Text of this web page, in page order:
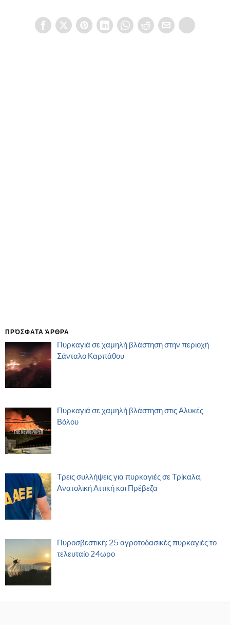
ΠΡΌΣΦΑΤΑ ΆΡΘΡΑ
Πυρκαγιά σε χαμηλή βλάστηση στην περιοχή
Σάνταλο Καρπάθου
Πυρκαγιά σε χαμηλή βλάστηση στις Αλυκές
Βόλου
Τρεις συλλήψεις για πυρκαγιές σε Τρίκαλα,
Ανατολική Αττική και Πρέβεζα
Πυροσβεστική: 25 αγροτοδασικές πυρκαγιές το
τελευταίο 24ωρο